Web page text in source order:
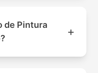
de Pintura
+